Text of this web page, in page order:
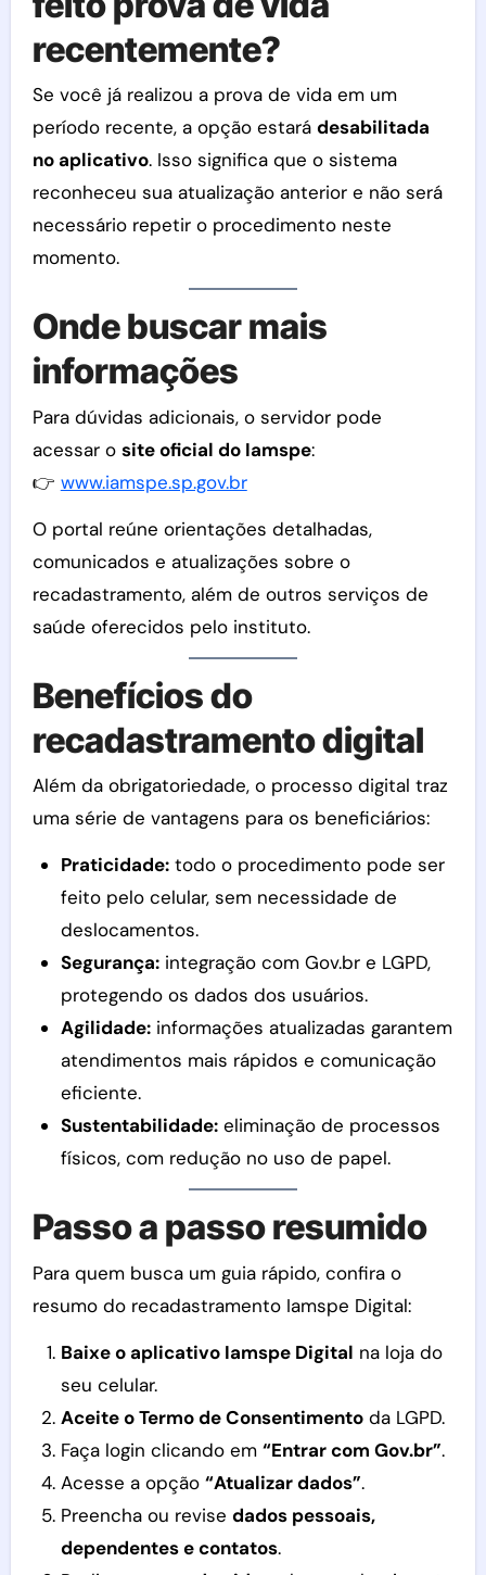
recentemente?
Se você já realizou a prova de vida em um
período recente, a opção estará desabilitada
no aplicativo. Isso significa que o sistema
reconheceu sua atualização anterior e não será
necessário repetir o procedimento neste
momento.
Onde buscar mais
informações
Para dúvidas adicionais, o servidor pode
acessar o site oficial do Iamspe:
👉 www.iamspe.sp.gov.br
O portal reúne orientações detalhadas,
comunicados e atualizações sobre o
recadastramento, além de outros serviços de
saúde oferecidos pelo instituto.
Benefícios do
recadastramento digital
Além da obrigatoriedade, o processo digital traz
uma série de vantagens para os beneficiários:
Praticidade:todo o procedimento pode ser
feito pelo celular, sem necessidade de
deslocamentos.
Segurança:integração com Gov.br e LGPD,
protegendo os dados dos usuários.
Agilidade:informações atualizadas garantem
atendimentos mais rápidos e comunicação
eficiente.
Sustentabilidade:eliminação de processos
físicos, com redução no uso de papel.
Passo a passo resumido
Para quem busca um guia rápido, confira o
resumo do recadastramento Iamspe Digital:
Baixe o aplicativo Iamspe Digital na loja do
seu celular.
Aceite o Termo de Consentimentoda LGPD.
Faça login clicando em “Entrar com Gov.br”.
Acesse a opção “Atualizar dados”.
Preencha ou revise dados pessoais,
dependentes e contatos.